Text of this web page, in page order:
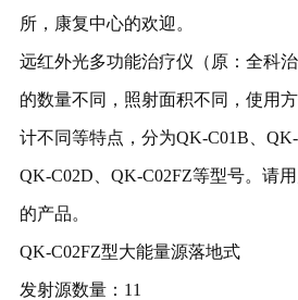
所，康复中心的欢迎。
远红外光多功能治疗仪（原：全科
的数量不同，照射面积不同，使用
计不同等特点，分为QK-C01B、QK-
QK-C02D、QK-C02FZ等型号。请
的产品。
QK-C02FZ型大能量源落地式
发射源数量：11